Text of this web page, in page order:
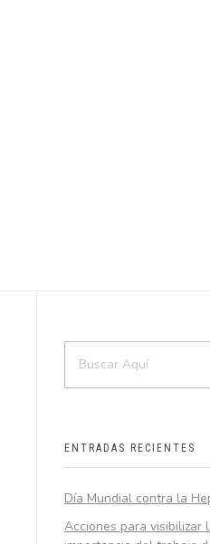
ENTRADAS RECIENTES
Día Mundial contra la
Acciones para visibilizar